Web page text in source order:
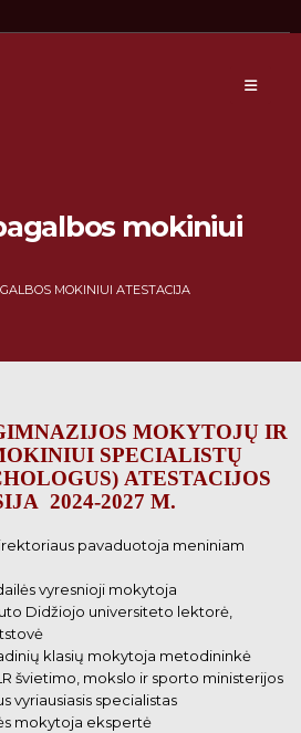
mokiniui
MOKINIUI ATESTACIJA
MOKYTOJŲ IR
SPECIALISTŲ
ATESTACIJOS
2024-2027 M.
pavaduotoja meniniam
vyresnioji mokytoja
Didžiojo universiteto lektorė,
klasių mokytoja metodininkė
švietimo, mokslo ir sporto ministerijos
vyriausiasis specialistas
mokytoja ekspertė